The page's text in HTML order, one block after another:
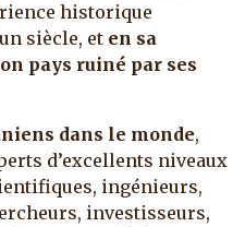
historique
siècle, et en sa
pays ruiné par ses
dans le monde,
d’excellents niveaux
ingénieurs,
investisseurs,